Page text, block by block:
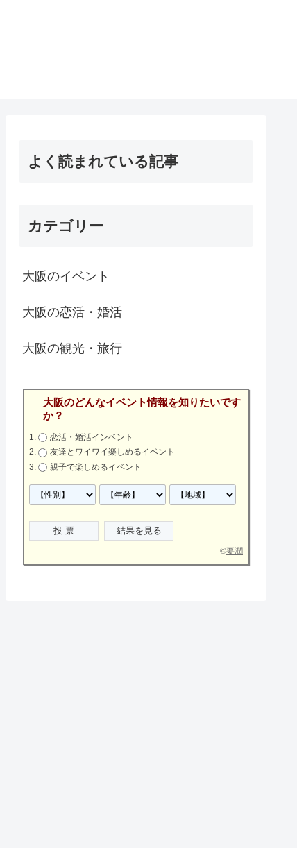
よく読まれている記事
カテゴリー
大阪のイベント
大阪の恋活・婚活
大阪の観光・旅行
大阪のどんなイベント情報を知りたいです
か？
恋活・婚活インベント
友達とワイワイ楽しめるイベント
親子で楽しめるイベント
©要潤